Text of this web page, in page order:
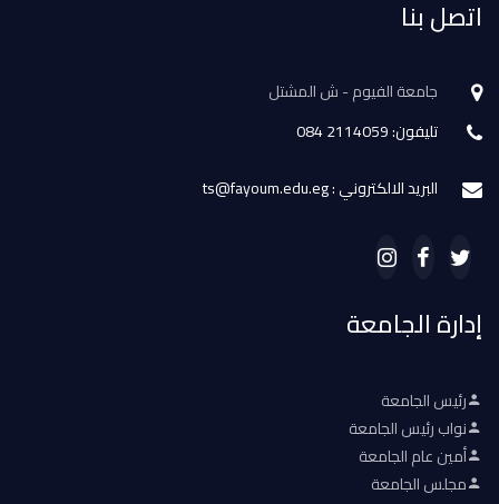
اتصل بنا
جامعة الفيوم - ش المشتل
تليفون: 2114059 084
البريد الالكتروني : ts@fayoum.edu.eg
إدارة الجامعة
رئيس الجامعة
نواب رئيس الجامعة
أمين عام الجامعة
مجلس الجامعة